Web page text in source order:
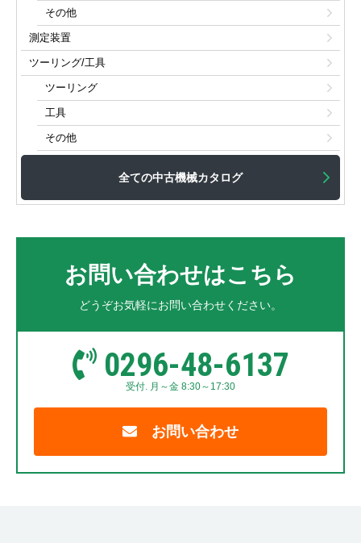
その他
測定装置
ツーリング/工具
ツーリング
工具
その他
全ての中古機械カタログ
お問い合わせはこちら
どうぞお気軽にお問い合わせください。
0296-48-6137
受付. 月～金 8:30～17:30
お問い合わせ